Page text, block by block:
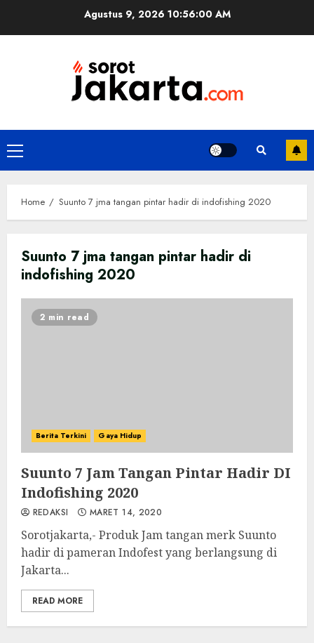
Agustus 9, 202610:56:01 AM
Primary
Menu
Home Suunto 7 jma tangan pintar hadir di indofishing 2020
Suunto 7 jma tangan pintar hadir di
indofishing 2020
2 min read
Berita Terkini Gaya Hidup
Suunto 7 Jam Tangan Pintar Hadir DI
Indofishing 2020
REDAKSI MARET 14, 2020
Sorotjakarta,- Produk Jam tangan merk Suunto
hadir di pameran Indofest yang berlangsung di
Jakarta...
READ MORE